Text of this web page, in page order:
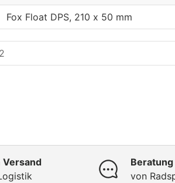
Fox Float DPS, 210 x 50 mm
Versand
Beratung
von